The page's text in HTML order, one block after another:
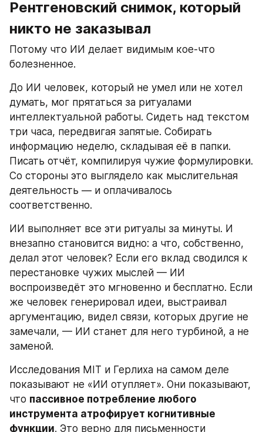
Рентгеновский снимок, который
никто не заказывал
Потому что ИИ делает видимым кое-что
болезненное.
До ИИ человек, который не умел или не хотел
думать, мог прятаться за ритуалами
интеллектуальной работы. Сидеть над текстом
три часа, передвигая запятые. Собирать
информацию неделю, складывая её в папки.
Писать отчёт, компилируя чужие формулировки.
Со стороны это выглядело как мыслительная
деятельность — и оплачивалось
соответственно.
ИИ выполняет все эти ритуалы за минуты. И
внезапно становится видно: а что, собственно,
делал этот человек? Если его вклад сводился к
перестановке чужих мыслей — ИИ
воспроизведёт это мгновенно и бесплатно. Если
же человек генерировал идеи, выстраивал
аргументацию, видел связи, которых другие не
замечали, — ИИ станет для него турбиной, а не
заменой.
Исследования MIT и Герлиха на самом деле
показывают не «ИИ отупляет». Они показывают,
что пассивное потребление любого
инструмента атрофирует когнитивные
функции. Это верно для письменности